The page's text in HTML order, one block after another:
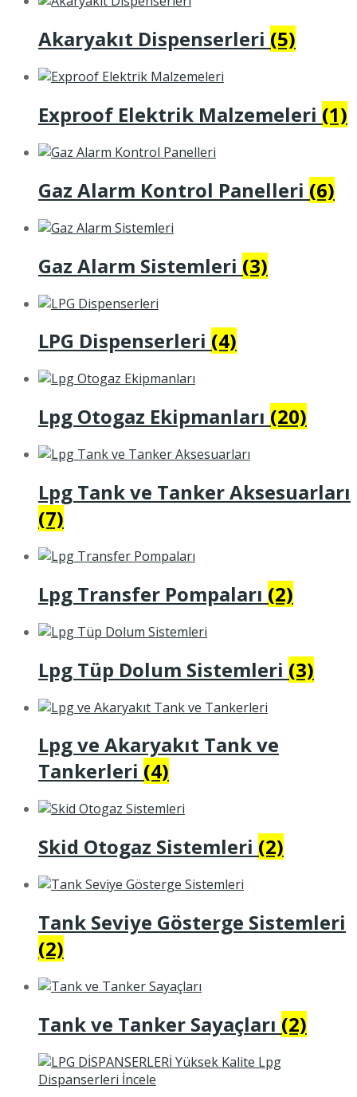
Akaryakıt Dispenserleri (5)
Exproof Elektrik Malzemeleri (1)
Gaz Alarm Kontrol Panelleri (6)
Gaz Alarm Sistemleri (3)
LPG Dispenserleri (4)
Lpg Otogaz Ekipmanları (20)
Lpg Tank ve Tanker Aksesuarları
(7)
Lpg Transfer Pompaları (2)
Lpg Tüp Dolum Sistemleri (3)
Lpg ve Akaryakıt Tank ve
Tankerleri (4)
Skid Otogaz Sistemleri (2)
Tank Seviye Gösterge Sistemleri
(2)
Tank ve Tanker Sayaçları (2)